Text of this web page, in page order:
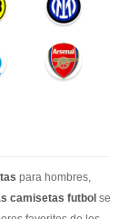
para hombres,
camisetas futbol se